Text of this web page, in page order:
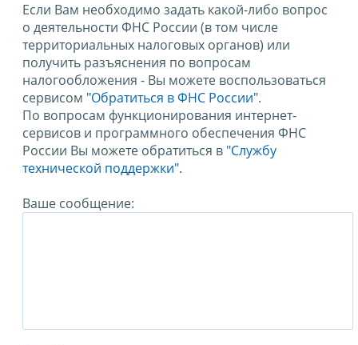
Если Вам необходимо задать какой-либо вопрос
о деятельности ФНС России (в том числе
территориальных налоговых органов) или
получить разъяснения по вопросам
налогообложения - Вы можете воспользоваться
сервисом "Обратиться в ФНС России".
По вопросам функционирования интернет-
сервисов и программного обеспечения ФНС
России Вы можете обратиться в "Службу
технической поддержки".
Ваше сообщение: